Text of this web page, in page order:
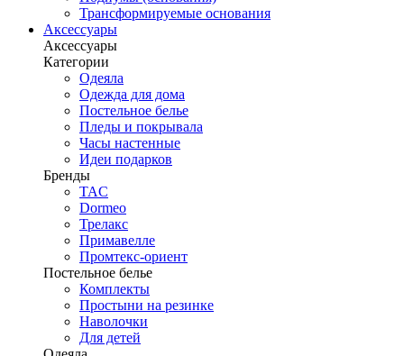
Трансформируемые основания
Аксессуары
Аксессуары
Категории
Одеяла
Одежда для дома
Постельное белье
Пледы и покрывала
Часы настенные
Идеи подарков
Бренды
TAC
Dormeo
Трелакс
Примавелле
Промтекс-ориент
Постельное белье
Комплекты
Простыни на резинке
Наволочки
Для детей